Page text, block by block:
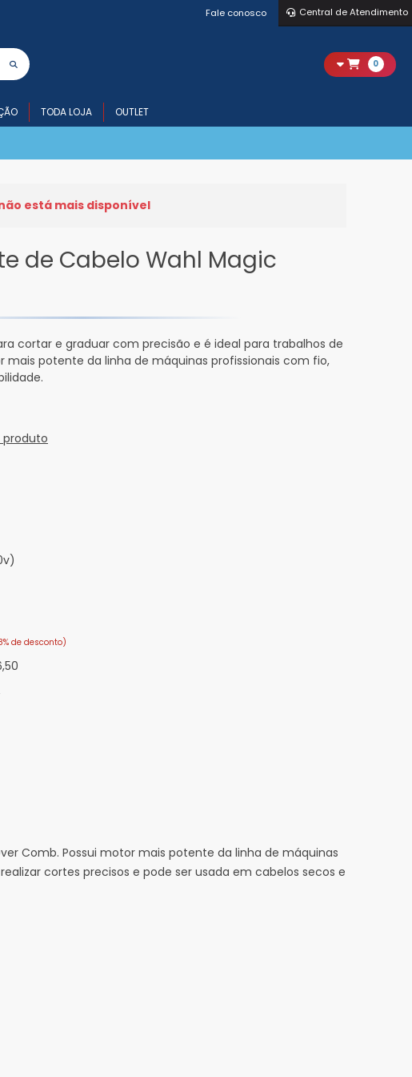
Fale conosco Central de Atendimento
0
TODA LOJA OUTLET
está mais disponível
de Cabelo Wahl Magic
cortar e graduar com precisão e é ideal para trabalhos de
mais potente da linha de máquinas profissionais com fio,
produto
de desconto)
Comb. Possui motor mais potente da linha de máquinas
cortes precisos e pode ser usada em cabelos secos e